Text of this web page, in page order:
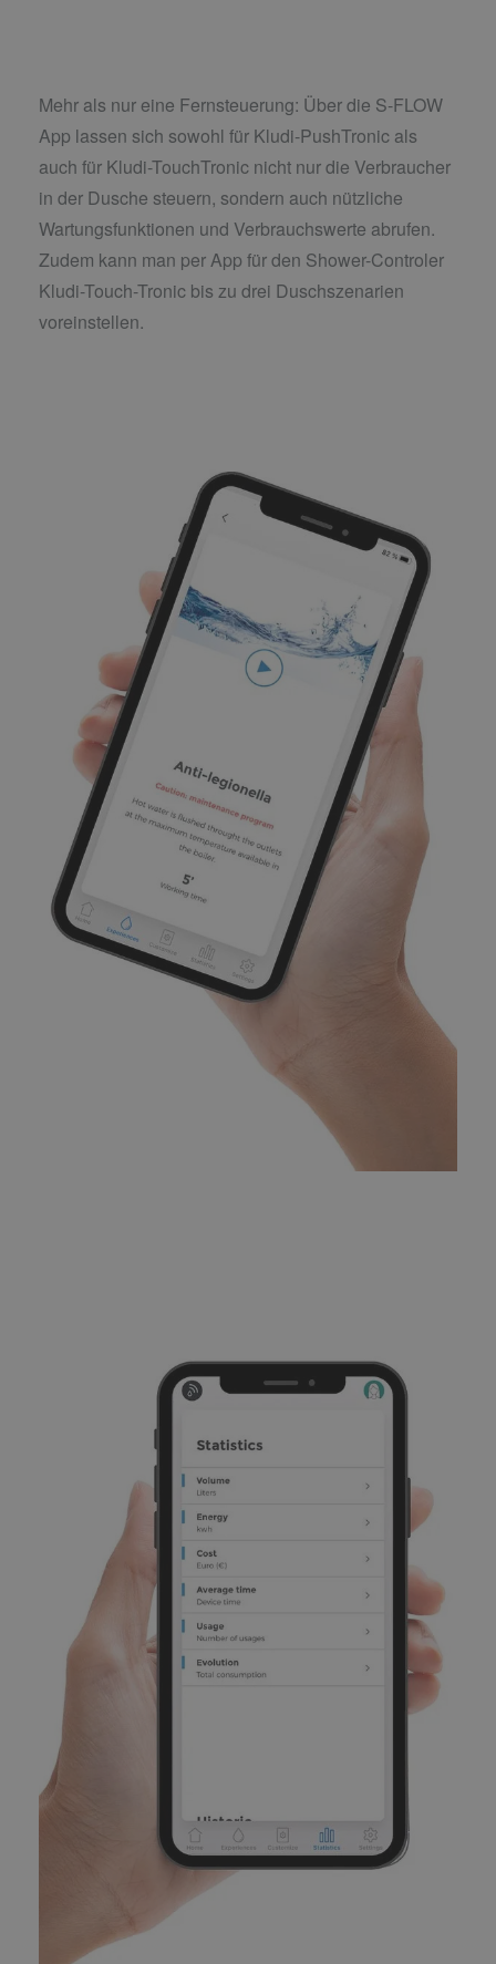
Mehr als nur eine Fernsteuerung: Über die S-FLOW
App lassen sich sowohl für Kludi-PushTronic als
auch für Kludi-TouchTronic nicht nur die Verbraucher
in der Dusche steuern, sondern auch nützliche
Wartungsfunktionen und Verbrauchswerte abrufen.
Zudem kann man per App für den Shower-Controler
Kludi-Touch-Tronic bis zu drei Duschszenarien
voreinstellen.